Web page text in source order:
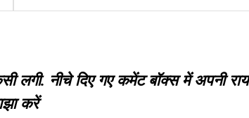
नीचे दिए गए कमेंट बॉक्स में अपनी राय
करें